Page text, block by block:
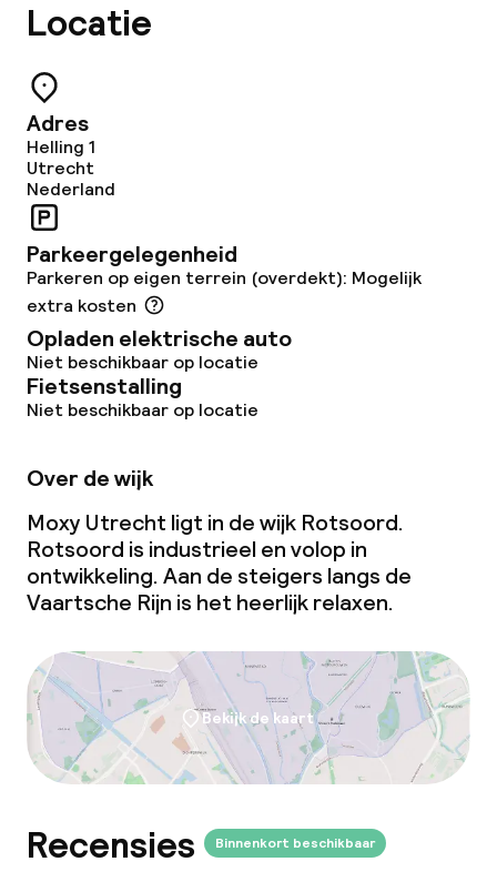
Locatie
Adres
Helling 1
Utrecht
Nederland
Parkeergelegenheid
Parkeren op eigen terrein (overdekt): Mogelijk
extra kosten
Opladen elektrische auto
Niet beschikbaar op locatie
Fietsenstalling
Niet beschikbaar op locatie
Over de wijk
Moxy Utrecht ligt in de wijk Rotsoord.
Rotsoord is industrieel en volop in
ontwikkeling. Aan de steigers langs de
Vaartsche Rijn is het heerlijk relaxen.
Bekijk de kaart
Recensies Binnenkort beschikbaar